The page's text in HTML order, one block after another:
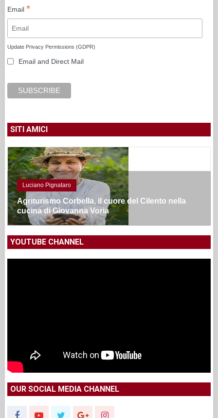
Email *
Update Privacy Permissions (GDPR)
Email and Direct Mail
SITI AMICI
Luciano Pignataro
Agriturismo Corbella, il cuore del Cilento nella
cucina di Giovanna Voria
YOUTUBE CHANNEL
OUR SOCIAL MEDIA CHANNEL